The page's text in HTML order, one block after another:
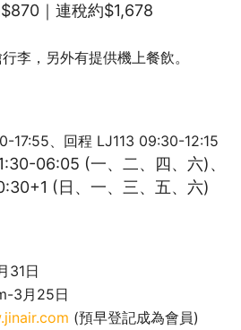
｜連稅約$1,678
李，另外有提供機上餐飲。
17:55、回程 LJ113 09:30-12:15
06:05 (一、二、四、六)、
(日、一、三、五、六)
31日
3月25日
(預早登記成為會員)